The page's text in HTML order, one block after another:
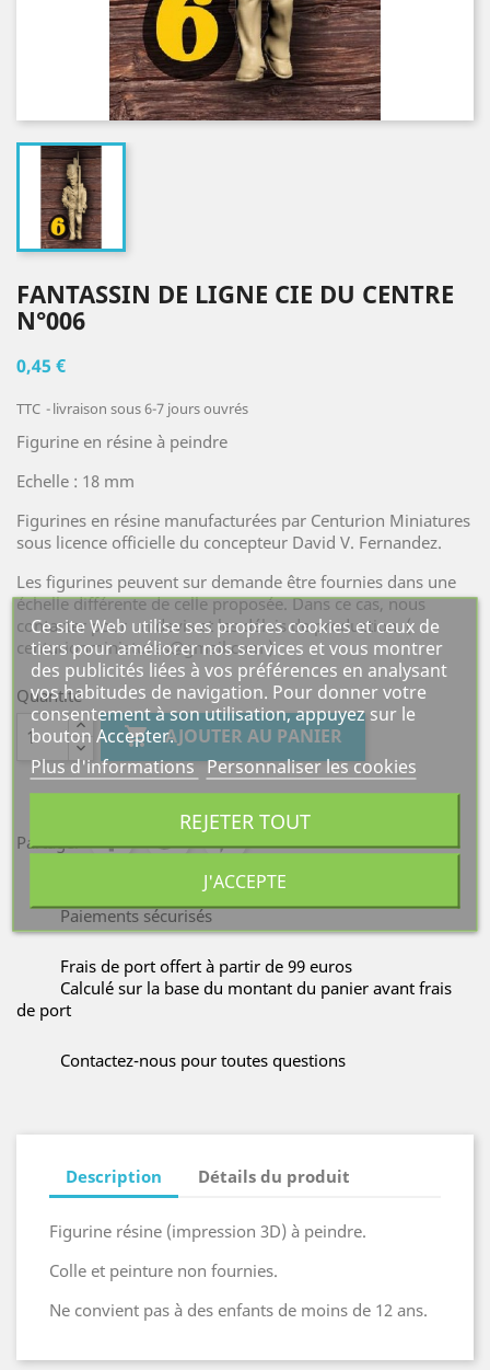
FANTASSIN DE LIGNE CIE DU CENTRE
N°006
0,45 €
TTC livraison sous 6-7 jours ouvrés
Figurine en résine à peindre
Echelle : 18 mm
Figurines en résine manufacturées par Centurion Miniatures
sous licence officielle du concepteur David V. Fernandez.
Les figurines peuvent sur demande être fournies dans une
échelle différente de celle proposée. Dans ce cas, nous
contacter pour un devis et les délais de production. (
centurionminiatures@gmail.com )
Quantité
 AJOUTER AU PANIER
Partager
Paiements sécurisés
Frais de port offert à partir de 99 euros
Calculé sur la base du montant du panier avant frais
de port
Contactez-nous pour toutes questions
Description Détails du produit
Figurine résine (impression 3D) à peindre.
Colle et peinture non fournies.
Ne convient pas à des enfants de moins de 12 ans.
Ce site Web utilise ses propres cookies et ceux de
tiers pour améliorer nos services et vous montrer
des publicités liées à vos préférences en analysant
vos habitudes de navigation. Pour donner votre
consentement à son utilisation, appuyez sur le
bouton Accepter.
Plus d'informations Personnaliser les cookies
REJETER TOUT
J'ACCEPTE